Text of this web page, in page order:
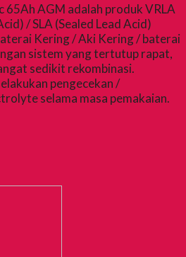
65Ah AGM adalah produk VRLA
/ SLA (Sealed Lead Acid)
Kering / Aki Kering / baterai
sistem yang tertutup rapat,
sedikit rekombinasi.
pengecekan /
selama masa pemakaian.